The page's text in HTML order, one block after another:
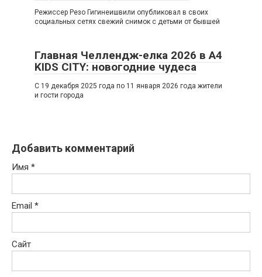
Режиссер Резо Гигинеишвили опубликовал в своих
социальных сетях свежий снимок с детьми от бывшей
Главная Челлендж-елка 2026 в A4
KIDS CITY: новогодние чудеса
С 19 декабря 2025 года по 11 января 2026 года жители
и гости города
Добавить комментарий
Имя *
Email *
Сайт